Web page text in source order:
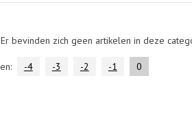
Er bevinden zich geen artikelen in deze
-4 -3 -2 -1 0